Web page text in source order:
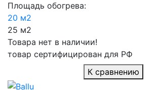
Площадь обогрева:
20 м2
25 м2
Товара нет в наличии!
товар сертифицирован для РФ
К сравнению